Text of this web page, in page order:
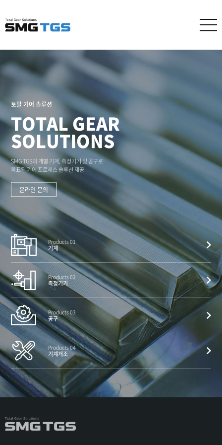
토탈 기어 솔루션
TOTAL GEAR
SOLUTIONS
SMG TGS의 개별 기계, 측정기기 및 공구로
목표된 기어 프로세스 솔루션 제공
온라인 문의
Products 01
기계
Products 02
측정기기
Products 03
공구
Products 04
기계개조